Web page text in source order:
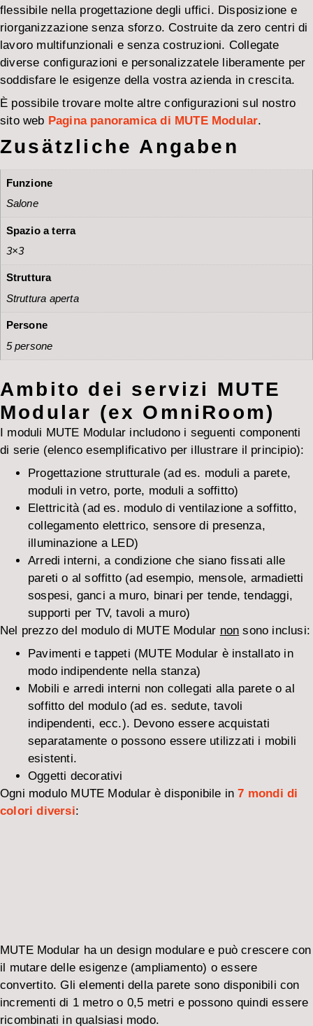
flessibile nella progettazione degli uffici. Disposizione e
riorganizzazione senza sforzo. Costruite da zero centri di
lavoro multifunzionali e senza costruzioni. Collegate
diverse configurazioni e personalizzatele liberamente per
soddisfare le esigenze della vostra azienda in crescita.
È possibile trovare molte altre configurazioni sul nostro
sito web Pagina panoramica di MUTE Modular.
Zusätzliche Angaben
Funzione
Salone
Spazio a terra
3×3
Struttura
Struttura aperta
Persone
5 persone
Ambito dei servizi MUTE
Modular (ex OmniRoom)
I moduli MUTE Modular includono i seguenti componenti
di serie (elenco esemplificativo per illustrare il principio):
Progettazione strutturale (ad es. moduli a parete,
moduli in vetro, porte, moduli a soffitto)
Elettricità (ad es. modulo di ventilazione a soffitto,
collegamento elettrico, sensore di presenza,
illuminazione a LED)
Arredi interni, a condizione che siano fissati alle
pareti o al soffitto (ad esempio, mensole, armadietti
sospesi, ganci a muro, binari per tende, tendaggi,
supporti per TV, tavoli a muro)
Nel prezzo del modulo di MUTE Modular non sono inclusi:
Pavimenti e tappeti (MUTE Modular è installato in
modo indipendente nella stanza)
Mobili e arredi interni non collegati alla parete o al
soffitto del modulo (ad es. sedute, tavoli
indipendenti, ecc.). Devono essere acquistati
separatamente o possono essere utilizzati i mobili
esistenti.
Oggetti decorativi
Ogni modulo MUTE Modular è disponibile in7 mondi di
colori diversi:
MUTE Modular ha un design modulare e può crescere con
il mutare delle esigenze (ampliamento) o essere
convertito. Gli elementi della parete sono disponibili con
incrementi di 1 metro o 0,5 metri e possono quindi essere
ricombinati in qualsiasi modo.